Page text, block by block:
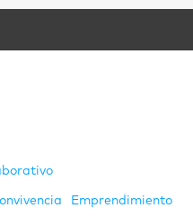
Emprendimiento